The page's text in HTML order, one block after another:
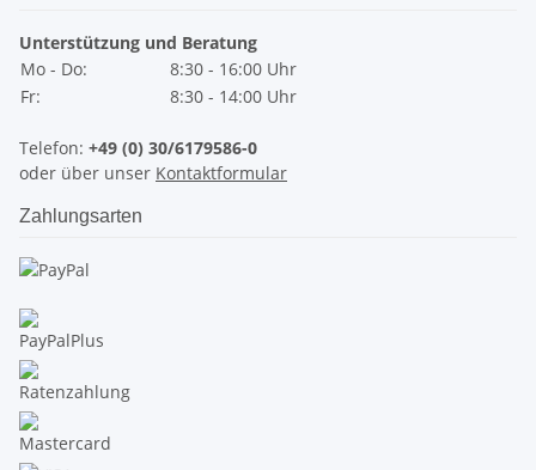
Unterstützung und Beratung
Mo - Do:
8:30 - 16:00 Uhr
Fr:
8:30 - 14:00 Uhr
Telefon: +49 (0) 30/6179586-0
oder über unser Kontaktformular
Zahlungsarten